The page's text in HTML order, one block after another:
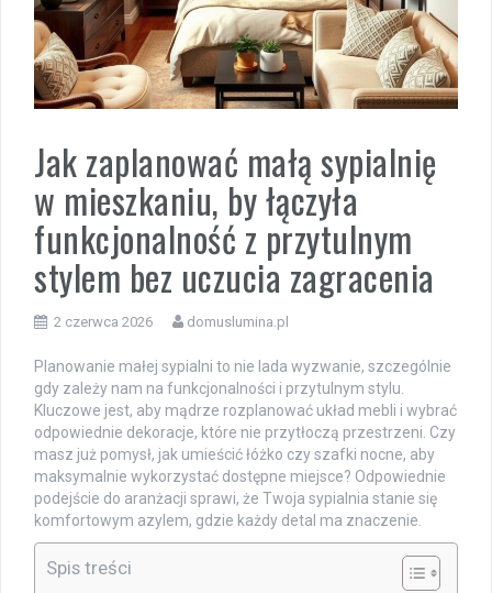
Jak zaplanować małą sypialnię
w mieszkaniu, by łączyła
funkcjonalność z przytulnym
stylem bez uczucia zagracenia
2 czerwca 2026 domuslumina.pl
Planowanie małej sypialni to nie lada wyzwanie, szczególnie
gdy zależy nam na funkcjonalności i przytulnym stylu.
Kluczowe jest, aby mądrze rozplanować układ mebli i wybrać
odpowiednie dekoracje, które nie przytłoczą przestrzeni. Czy
masz już pomysł, jak umieścić łóżko czy szafki nocne, aby
maksymalnie wykorzystać dostępne miejsce? Odpowiednie
podejście do aranżacji sprawi, że Twoja sypialnia stanie się
komfortowym azylem, gdzie każdy detal ma znaczenie.
Spis treści